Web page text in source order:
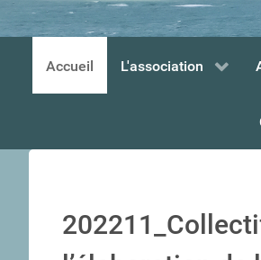
Accueil L'association